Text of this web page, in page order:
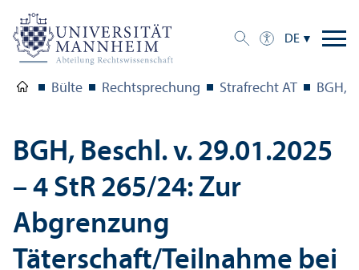
DE
Bülte Rechts­prechung Strafrecht AT BGH,
BGH, Beschl. v. 29.01.2025
– 4 StR 265/24: Zur
Abgrenzung
Täterschaft/Teilnahme bei